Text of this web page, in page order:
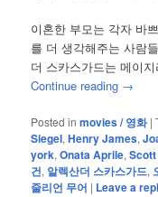
이혼한 부모는 각자 바
를 더 생각해주는 사람
더 스카스가드는 메이
Continue reading →
Posted in movies / 영화 |
Siegel,Henry James,
york,Onata Aprile,
건, 알렉산더 스카스가드,
줄리언 무어 | Leave a